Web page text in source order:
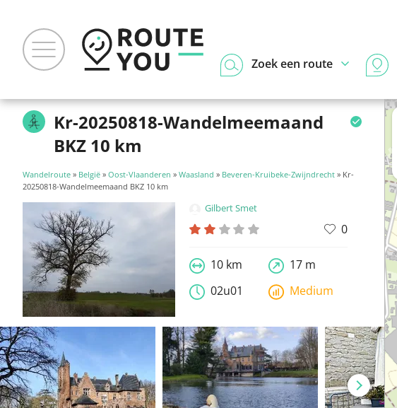
Zoek een route
Kr-20250818-Wandelmeemaand
BKZ 10 km
Wandelroute » België » Oost-Vlaanderen » Waasland » Beveren-Kruibeke-Zwijndrecht » Kr-
20250818-Wandelmeemaand BKZ 10 km
Gilbert Smet
0
10 km
17 m
02u01
Medium